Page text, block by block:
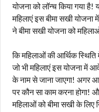
योजना को लॉन्च किया गया
महिलाएं इस बीमा सखी
ने बीमा सखी योजना को
कि महिलाओं की आर्थिक
जो भी महिलाएं इस योजना में
के नाम से जाना जाएगा! अगर
पर कौन सा काम करना होगा!
महिलाओं को बीमा सखी के लिए